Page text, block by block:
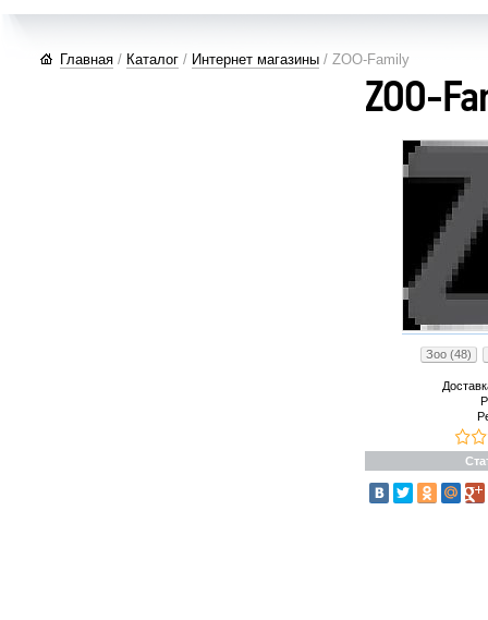
Главная / Каталог / Интернет магазины / ZOO-Family
ZOO-
Зоо (48)